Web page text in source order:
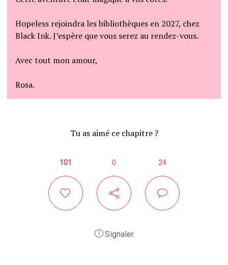
Hopeless rejoindra les bibliothèques en 2027, chez
Black Ink. J’espère que vous serez au rendez-vous.
Avec tout mon amour,
Tu as aimé ce chapitre ?
101 0 24
Signaler